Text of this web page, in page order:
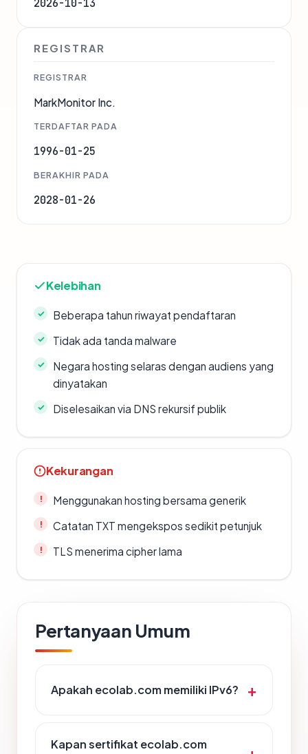
2026-10-13
REGISTRAR
REGISTRAR
MarkMonitor Inc.
TERDAFTAR PADA
1996-01-25
BERAKHIR PADA
2028-01-26
Kelebihan
Beberapa tahun riwayat pendaftaran
Tidak ada tanda malware
Negara hosting selaras dengan audiens yang
dinyatakan
Diselesaikan via DNS rekursif publik
Kekurangan
Menggunakan hosting bersama generik
Catatan TXT mengekspos sedikit petunjuk
TLS menerima cipher lama
Pertanyaan Umum
Apakah ecolab.com memiliki IPv6?
Kapan sertifikat ecolab.com